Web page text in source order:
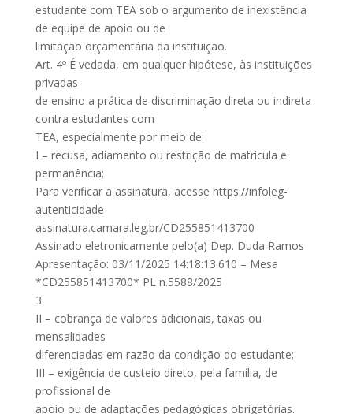
estudante com TEA sob o argumento de inexistência
de equipe de apoio ou de
limitação orçamentária da instituição.
Art. 4º É vedada, em qualquer hipótese, às instituições
privadas
de ensino a prática de discriminação direta ou indireta
contra estudantes com
TEA, especialmente por meio de:
I – recusa, adiamento ou restrição de matrícula e
permanência;
Para verificar a assinatura, acesse https://infoleg-
autenticidade-
assinatura.camara.leg.br/CD255851413700
Assinado eletronicamente pelo(a) Dep. Duda Ramos
Apresentação: 03/11/2025 14:18:13.610 – Mesa
*CD255851413700* PL n.5588/2025
3
II – cobrança de valores adicionais, taxas ou
mensalidades
diferenciadas em razão da condição do estudante;
III – exigência de custeio direto, pela família, de
profissional de
apoio ou de adaptações pedagógicas obrigatórias.